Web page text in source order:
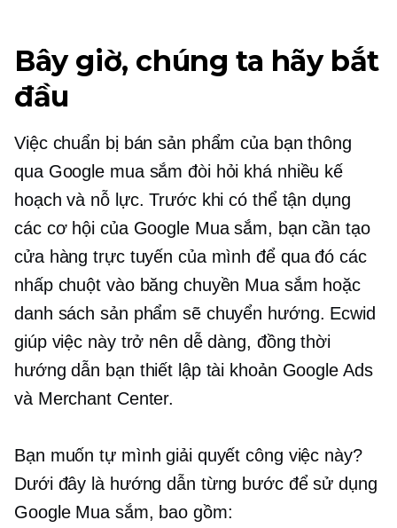
Bây giờ, chúng ta hãy bắt
đầu
Việc chuẩn bị bán sản phẩm của bạn thông
qua Google mua sắm đòi hỏi khá nhiều kế
hoạch và nỗ lực. Trước khi có thể tận dụng
các cơ hội của Google Mua sắm, bạn cần tạo
cửa hàng trực tuyến của mình để qua đó các
nhấp chuột vào băng chuyền Mua sắm hoặc
danh sách sản phẩm sẽ chuyển hướng. Ecwid
giúp việc này trở nên dễ dàng, đồng thời
hướng dẫn bạn thiết lập tài khoản Google Ads
và Merchant Center.
Bạn muốn tự mình giải quyết công việc này?
Dưới đây là hướng dẫn từng bước để sử dụng
Google Mua sắm, bao gồm: